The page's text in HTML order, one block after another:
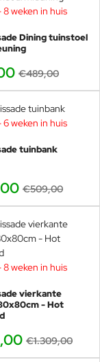
-15%
8 weken in huis
Dining tuinstoel
€489,00
-17%
6 weken in huis
tuinbank
€509,00
-17%
8 weken in huis
vierkante
- Hot
€1.309,00